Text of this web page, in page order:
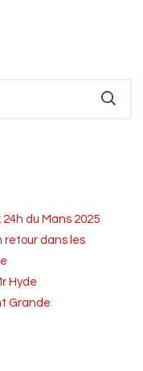
du Mans 2025
retour dans les
Hyde
Grande